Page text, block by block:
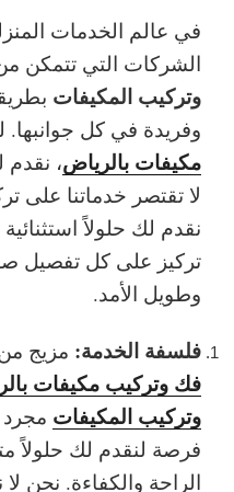
في عالم الخدمات
الشركات التي تتمكن
وتركيب المكيفات
وفريدة في كل جوانبها.
مكيفات بالرياض، نقدم
لا تقتصر خدماتنا على
نقدم لك حلولاً استثنائية
تركيز على كل تفصيل
وطويل الأمد.
فلسفة الخدمة: مزيج من
فك وتركيب مكيفات
وتركيب المكيفات مجرد
فرصة لنقدم لك حلولاً
الراحة والكفاءة. نحن